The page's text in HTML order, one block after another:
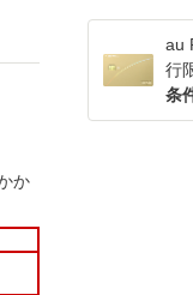
au
行
条
か